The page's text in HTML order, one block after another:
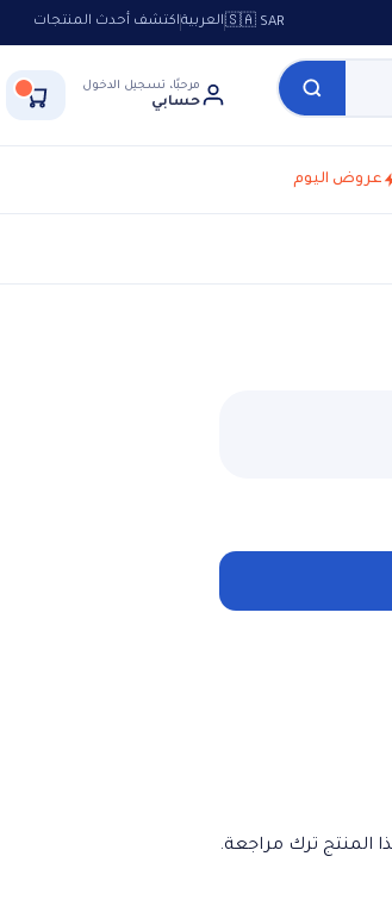
🇸🇦 SARالعربيةاكتشف أحدث المنتجات
مرحبًا، تسجيل الدخول
حسابي
عروض اليوم
المنتج ترك مراجعة.